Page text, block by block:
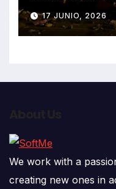
despiste de
que
17 JUNIO, 2026
We work with a
creating new ones in